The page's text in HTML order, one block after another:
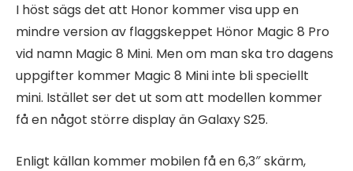
I höst sägs det att Honor kommer visa upp en
mindre version av flaggskeppet Hönor Magic 8 Pro
vid namn Magic 8 Mini. Men om man ska tro dagens
uppgifter kommer Magic 8 Mini inte bli speciellt
mini. Istället ser det ut som att modellen kommer
få en något större display än Galaxy S25.
Enligt källan kommer mobilen få en 6,3″ skärm,